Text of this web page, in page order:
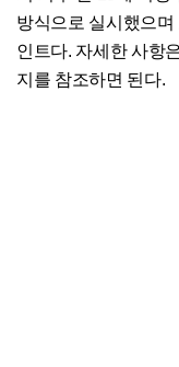
방식으로 실시했으
인트다. 자세한 사항
지를 참조하면 된다.